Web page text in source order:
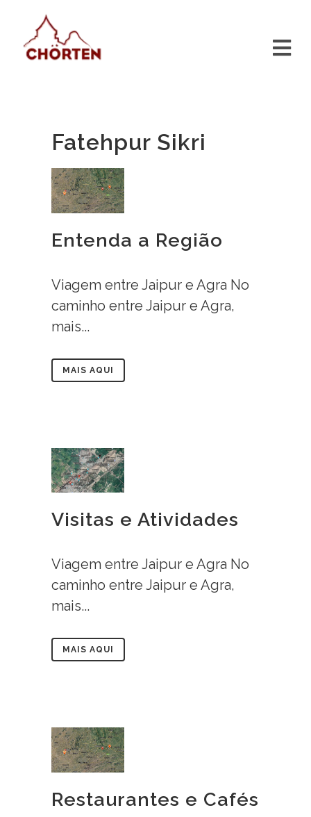
Fatehpur Sikri
Entenda a Região
Viagem entre Jaipur e Agra No
caminho entre Jaipur e Agra,
mais...
MAIS AQUI
Visitas e Atividades
Viagem entre Jaipur e Agra No
caminho entre Jaipur e Agra,
mais...
MAIS AQUI
Restaurantes e Cafés